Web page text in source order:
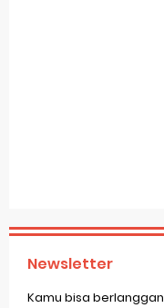
Newsletter
Kamu bisa